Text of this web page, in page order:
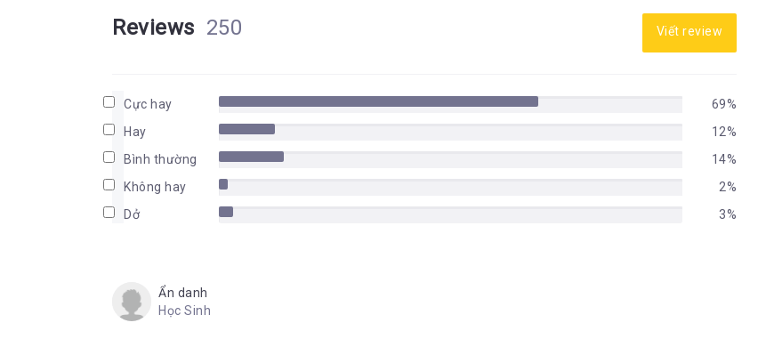
Scotland được biết đến nhiều nhất với vai trò cha đẻ của nhân vật Peter Pan. Cậu bé tinh nghịch này lần đầu
xuất hiện trong tiểu thuyết Chú chim trắng bé con xuất bản năm 1902 và sau đó là trong tác phẩm nổi tiếng
nhất của ông, vở kịch Peter Pan, hay Cậu bé chẳng bao giờ lớn, được công diễn lần đầu vào năm 1904 rồi về sau
Kensington để làm món quà bất ngờ cho trẻ em ở London.
Reviews 250 Viết review
Cực hay
69%
Hay
12%
Bình thường
14%
Không hay
2%
Dở
3%
Ẩn danh
Học Sinh